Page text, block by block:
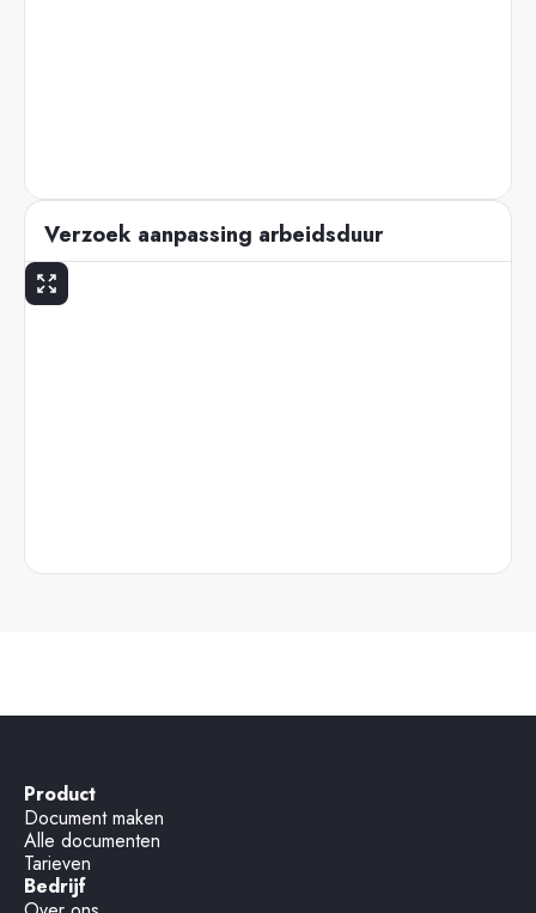
Verzoek aanpassing arbeidsduur
Product
Document maken
Alle documenten
Tarieven
Bedrijf